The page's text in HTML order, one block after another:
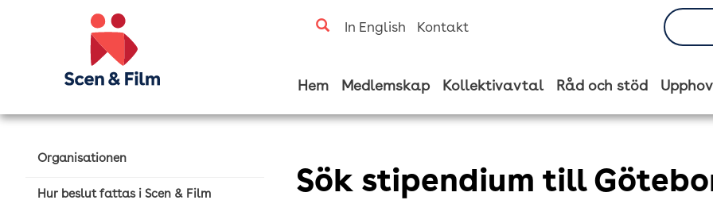
In English Kontakt
Hem Medlemskap Kollektivavtal Råd och stöd
Organisationen
Hur beslut fattas i Scen & Film Sök stipendium till